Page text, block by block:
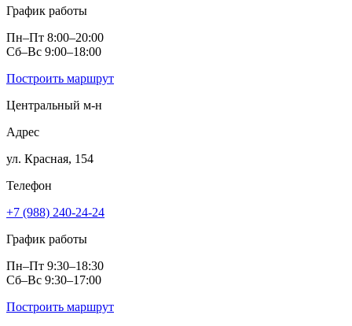
График работы
Пн–Пт 8:00–20:00
Сб–Вс 9:00–18:00
Построить маршрут
Центральный м‑н
Адрес
ул. Красная, 154
Телефон
+7 (988) 240-24-24
График работы
Пн–Пт 9:30–18:30
Сб–Вс 9:30–17:00
Построить маршрут